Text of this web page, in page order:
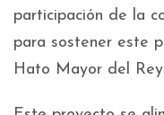
participación de la
para sostener este
Hato Mayor del